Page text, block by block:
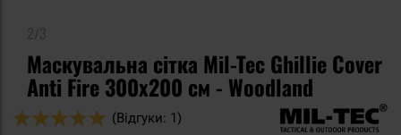
Маскувальна сітка Mil-Tec Ghillie Cover
Anti Fire 300x200 см - Woodland
Оцінка:
(Відгуки: 1)